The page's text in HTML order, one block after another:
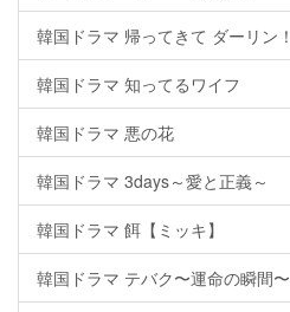
韓国ドラマ 帰ってきて ダーリン！
韓国ドラマ 知ってるワイフ
韓国ドラマ 悪の花
韓国ドラマ 3days～愛と正義～
韓国ドラマ 餌【ミッキ】
韓国ドラマ テバク〜運命の瞬間〜